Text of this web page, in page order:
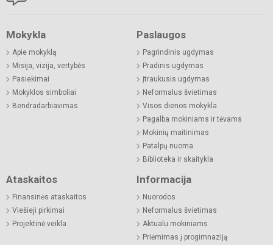
Mokykla
Apie mokyklą
Misija, vizija, vertybės
Pasiekimai
Mokyklos simboliai
Bendradarbiavimas
Paslaugos
Pagrindinis ugdymas
Pradinis ugdymas
Įtraukusis ugdymas
Neformalus švietimas
Visos dienos mokykla
Pagalba mokiniams ir tėvams
Mokinių maitinimas
Patalpų nuoma
Biblioteka ir skaitykla
Ataskaitos
Finansinės ataskaitos
Viešieji pirkimai
Projektinė veikla
Informacija
Nuorodos
Neformalus švietimas
Aktualu mokiniams
Priėmimas į progimnaziją